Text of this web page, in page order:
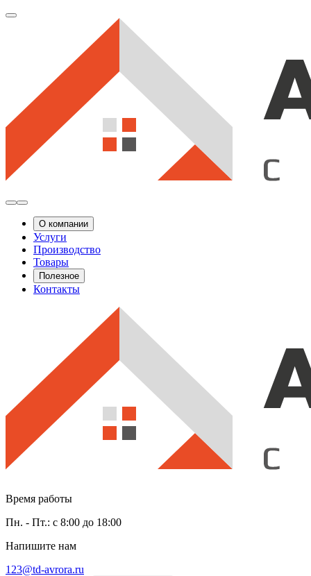
О компании
Услуги
Производство
Товары
Полезное
Контакты
Время работы
Пн. - Пт.: с 8:00 до 18:00
Напишите нам
123@td-avrora.ru